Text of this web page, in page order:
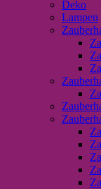
Deko
Lampen